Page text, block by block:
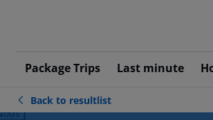
Package Trips Last minute
Back to resultlist